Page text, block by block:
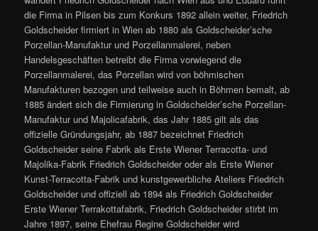
die Firma in Pilsen bis zum Konkurs 1892 allein weiter, Friedrich
Goldscheider firmiert in Wien ab 1880 als Goldscheider’sche
Porzellan-Manufaktur und Porzellanmalerei, neben
Handelsgeschäften betreibt die Firma vorwiegend die
Porzellanmalerei, das Porzellan wird von böhmischen
Manufakturen bezogen und teilweise auch in Böhmen bemalt, ab
1885 ändert sich die Firmierung in Goldscheider’sche Porzellan-
Manufaktur und Majolicafabrik, das Jahr 1885 gilt als das
offizielle Gründungsjahr, ab 1887 bezeichnet Friedrich
Goldscheider seine Fabrik als Erste Wiener Terracotta- und
Majolika-Fabrik Friedrich Goldscheider oder als Erste Wiener
Kunst-Terracotta-Fabrik und kunstgewerbliche Ateliers Friedrich
Goldscheider und offiziell ab 1894 als Friedrich Goldscheider
Erste Wiener Terrakottafabrik, Friedrich Goldscheider stirbt im
Jahre 1897, seine Ehefrau Regine Goldscheider wird